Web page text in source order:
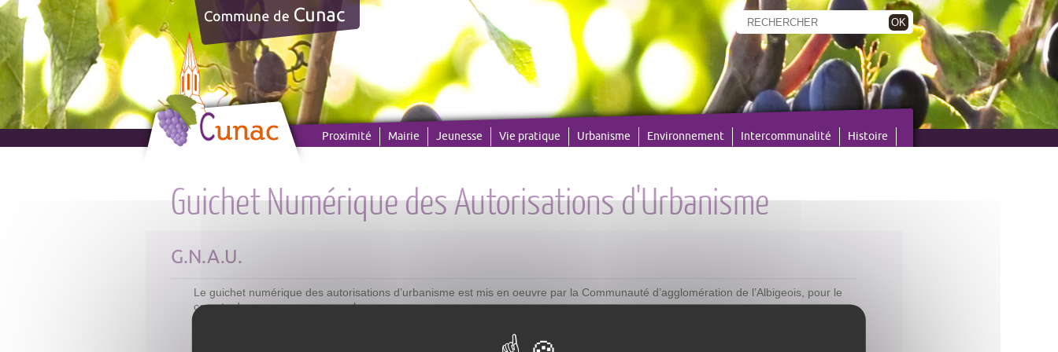
Proximité Mairie Jeunesse Vie pratique Urbanisme Environnement Intercommunalité Histoire
OK
Guichet Numérique des Autorisations d'Urbanisme
G.N.A.U.
Le guichet numérique des autorisations d’urbanisme est mis en oeuvre par la Communauté d’agglomération de l’Albigeois, pour le
compte de ses communes membres.
d’autorisation d’urbanisme. Ce service ne permet pas de déposer une démarche exclue du droit de saisine électronique, stipulée
dans le décret n° 2016-1411 du 20/10/2016. Ce service est gratuit et facultatif. L’usage de la langue française y est obligatoire.
Panneau de gestion des cookies